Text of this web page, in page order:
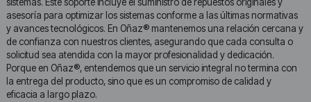
asesoría para optimizar los sistemas conforme a las últimas normativas
y avances tecnológicos. En Oñaz® mantenemos una relación cercana y
de confianza con nuestros clientes, asegurando que cada consulta o
solicitud sea atendida con la mayor profesionalidad y dedicación.
Porque en Oñaz®, entendemos que un servicio integral no termina con
la entrega del producto, sino que es un compromiso de calidad y
eficacia a largo plazo.